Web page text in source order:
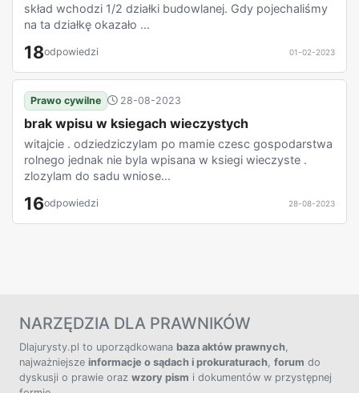
skład wchodzi 1/2 działki budowlanej. Gdy pojechaliśmy
na ta działkę okazało ...
18odpowiedzi 01-02-2023
Prawo cywilne 28-08-2023
brak wpisu w ksiegach wieczystych
witajcie . odziedziczylam po mamie czesc gospodarstwa
rolnego jednak nie byla wpisana w ksiegi wieczyste .
zlozylam do sadu wniose...
16odpowiedzi 28-08-2023
NARZĘDZIA DLA PRAWNIKÓW
Dlajurysty.pl to uporządkowana baza aktów prawnych,
najważniejsze informacje o sądach i prokuraturach, forum do
dyskusji o prawie oraz wzory pism i dokumentów w przystępnej